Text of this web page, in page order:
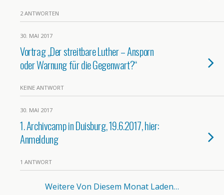
2 ANTWORTEN
30. MAI 2017
Vortrag „Der streitbare Luther – Ansporn
oder Warnung für die Gegenwart?“
KEINE ANTWORT
30. MAI 2017
1. Archivcamp in Duisburg, 19.6.2017, hier:
Anmeldung
1 ANTWORT
Weitere Von Diesem Monat Laden…